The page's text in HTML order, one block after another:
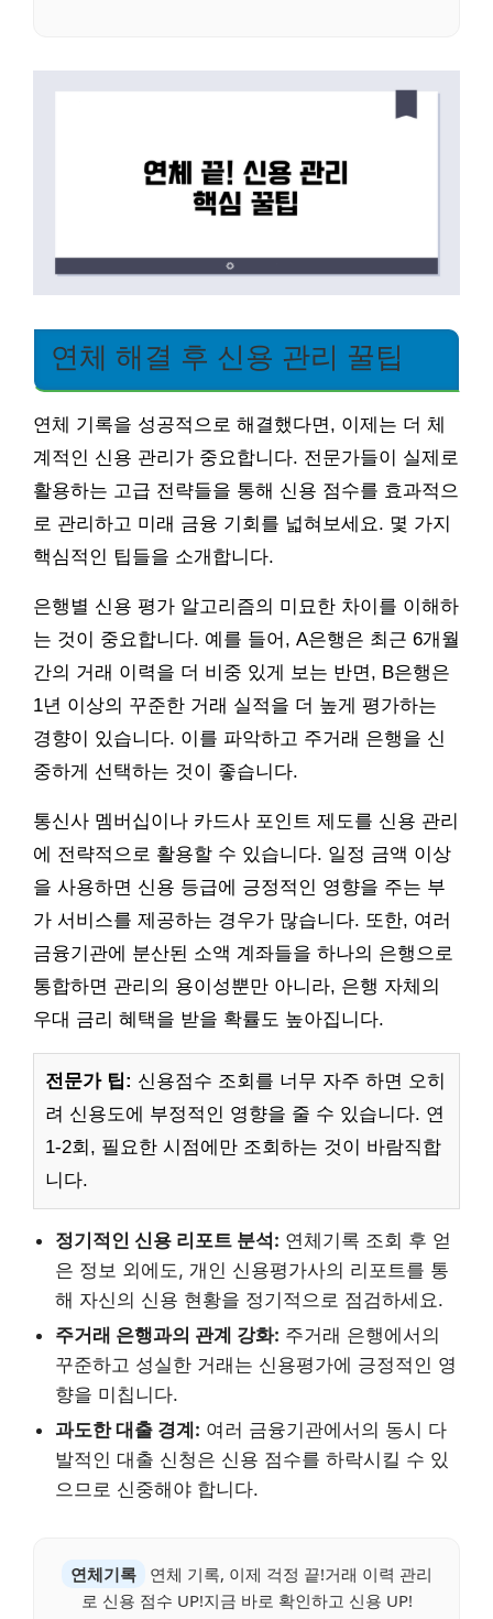
연체 해결 후 신용 관리 꿀팁
연체 기록을 성공적으로 해결했다면, 이제는 더 체
계적인 신용 관리가 중요합니다. 전문가들이 실제로
활용하는 고급 전략들을 통해 신용 점수를 효과적으
로 관리하고 미래 금융 기회를 넓혀보세요. 몇 가지
핵심적인 팁들을 소개합니다.
은행별 신용 평가 알고리즘의 미묘한 차이를 이해하
는 것이 중요합니다. 예를 들어, A은행은 최근 6개월
간의 거래 이력을 더 비중 있게 보는 반면, B은행은
1년 이상의 꾸준한 거래 실적을 더 높게 평가하는
경향이 있습니다. 이를 파악하고 주거래 은행을 신
중하게 선택하는 것이 좋습니다.
통신사 멤버십이나 카드사 포인트 제도를 신용 관리
에 전략적으로 활용할 수 있습니다. 일정 금액 이상
을 사용하면 신용 등급에 긍정적인 영향을 주는 부
가 서비스를 제공하는 경우가 많습니다. 또한, 여러
금융기관에 분산된 소액 계좌들을 하나의 은행으로
통합하면 관리의 용이성뿐만 아니라, 은행 자체의
우대 금리 혜택을 받을 확률도 높아집니다.
전문가 팁: 신용점수 조회를 너무 자주 하면 오히
려 신용도에 부정적인 영향을 줄 수 있습니다. 연
1-2회, 필요한 시점에만 조회하는 것이 바람직합
니다.
정기적인 신용 리포트 분석: 연체기록 조회 후 얻
은 정보 외에도, 개인 신용평가사의 리포트를 통
해 자신의 신용 현황을 정기적으로 점검하세요.
주거래 은행과의 관계 강화: 주거래 은행에서의
꾸준하고 성실한 거래는 신용평가에 긍정적인 영
향을 미칩니다.
과도한 대출 경계: 여러 금융기관에서의 동시 다
발적인 대출 신청은 신용 점수를 하락시킬 수 있
으므로 신중해야 합니다.
연체기록
연체 기록, 이제 걱정 끝!거래 이력 관리
로 신용 점수 UP!지금 바로 확인하고 신용 UP!